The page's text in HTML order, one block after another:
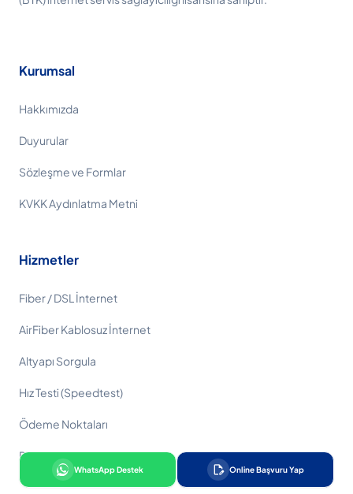
Kurumsal
Hakkımızda
Duyurular
Sözleşme ve Formlar
KVKK Aydınlatma Metni
Hizmetler
Fiber / DSL İnternet
AirFiber Kablosuz İnternet
Altyapı Sorgula
Hız Testi (Speedtest)
Ödeme Noktaları
PanaNet Blog
WhatsApp Destek edit_document Online Başvuru Yap